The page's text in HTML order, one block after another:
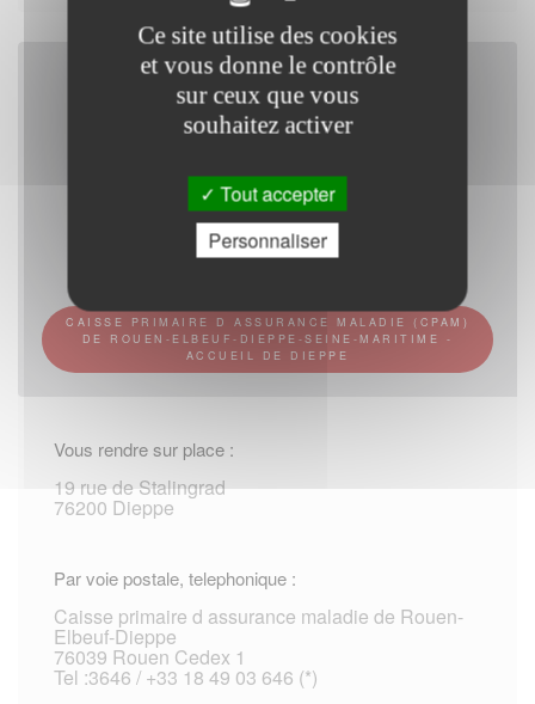
CAISSE PRIMAIRE D ASSURANCE MALADIE (CPAM)
DE ROUEN-ELBEUF-DIEPPE-SEINE-MARITIME -
ACCUEIL DE DIEPPE
Vous rendre sur place :
19 rue de Stalingrad
76200 Dieppe
Par voie postale, telephonique :
Caisse primaire d assurance maladie de Rouen-
Elbeuf-Dieppe
76039 Rouen Cedex 1
Tel :3646 / +33 18 49 03 646 (*)
Ce site utilise des cookies
et vous donne le contrôle
sur ceux que vous
souhaitez activer
Tout accepter
Personnaliser